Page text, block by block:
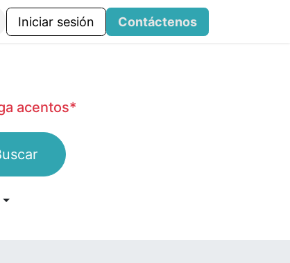
Iniciar sesión Contáctenos
acentos*